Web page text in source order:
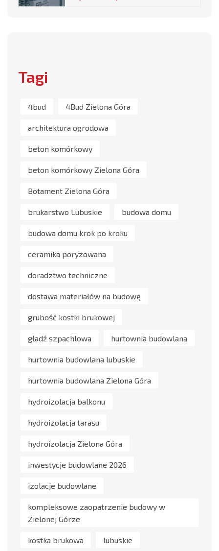
Tagi
4bud 4Bud Zielona Góra
architektura ogrodowa
beton komórkowy
beton komórkowy Zielona Góra
Botament Zielona Góra
brukarstwo Lubuskie budowa domu
budowa domu krok po kroku
ceramika poryzowana
doradztwo techniczne
dostawa materiałów na budowę
grubość kostki brukowej
gładź szpachlowa hurtownia budowlana
hurtownia budowlana lubuskie
hurtownia budowlana Zielona Góra
hydroizolacja balkonu
hydroizolacja tarasu
hydroizolacja Zielona Góra
inwestycje budowlane 2026
izolacje budowlane
kompleksowe zaopatrzenie budowy w
Zielonej Górze
kostka brukowa lubuskie